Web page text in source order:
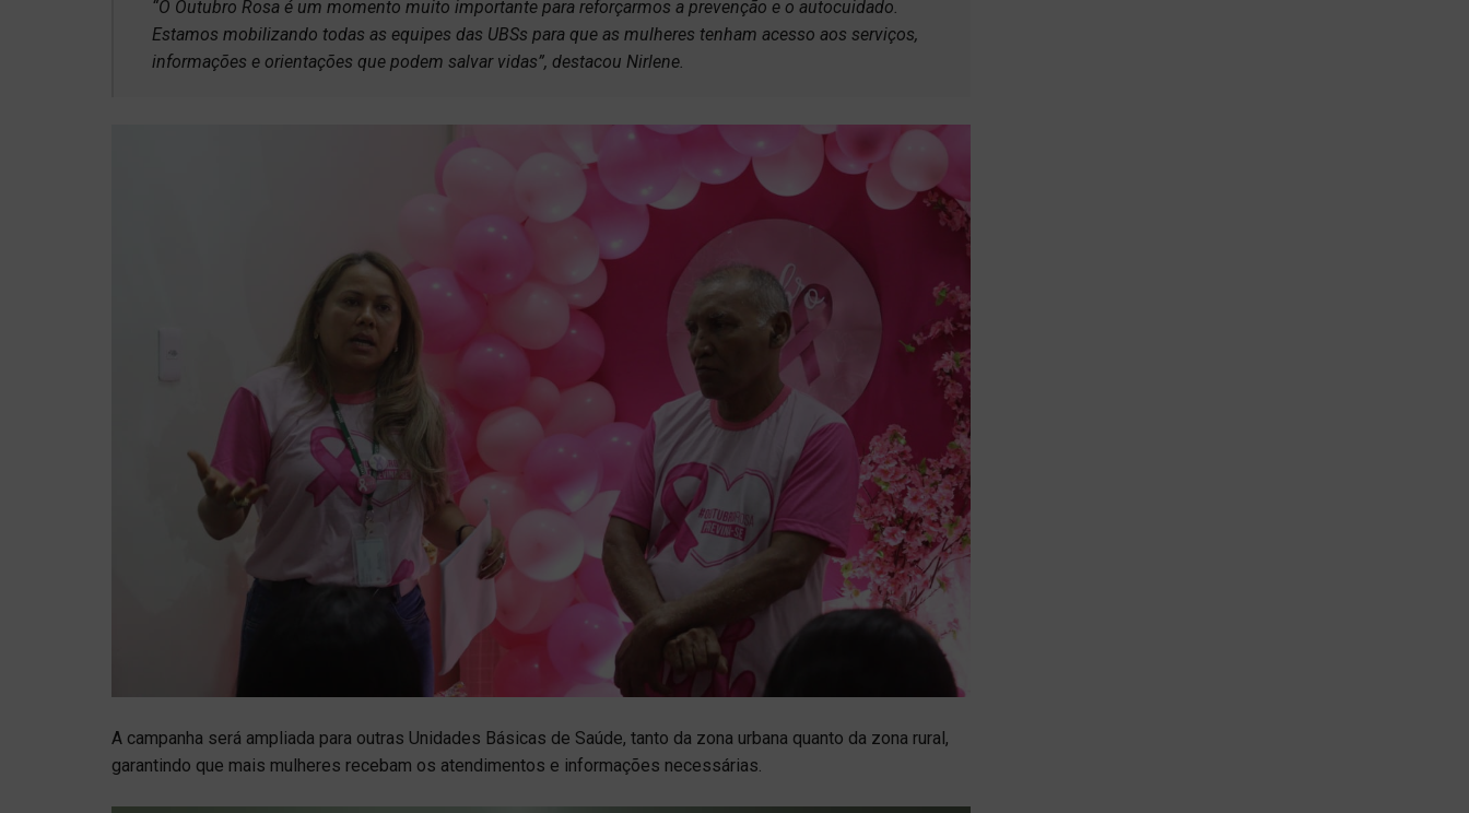
“O Outubro Rosa é um momento muito importante para reforçarmos a prevenção e o autocuidado.
Estamos mobilizando todas as equipes das UBSs para que as mulheres tenham acesso aos serviços,
informações e orientações que podem salvar vidas”, destacou Nirlene.
A campanha será ampliada para outras Unidades Básicas de Saúde, tanto da zona urbana quanto da zona rural,
garantindo que mais mulheres recebam os atendimentos e informações necessárias.